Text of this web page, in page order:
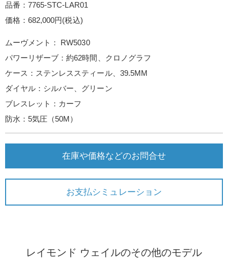
品番：7765-STC-LAR01
価格：682,000円(税込)
ムーヴメント： RW5030
パワーリザーブ：約62時間、クロノグラフ
ケース：ステンレススティール、39.5MM
ダイヤル：シルバー、グリーン
ブレスレット：カーフ
防水：5気圧（50M）
在庫や価格などのお問合せ
お支払シミュレーション
レイモンド ウェイルのその他のモデル